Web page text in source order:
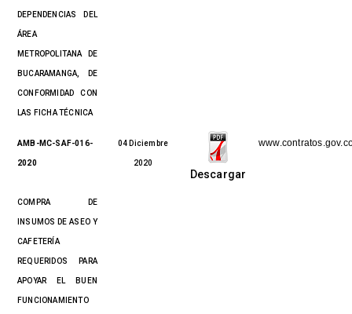
DEPENDENCIAS DEL
ÁREA
METROPOLITANA DE
BUCARAMANGA, DE
CONFORMIDAD CON
LAS FICHA TÉCNICA
AMB-MC-SAF-016-
2020
COMPRA DE
INSUMOS DE ASEO Y
CAFETERÍA
REQUERIDOS PARA
APOYAR EL BUEN
FUNCIONAMIENTO
04 Diciembre
2020
Descargar